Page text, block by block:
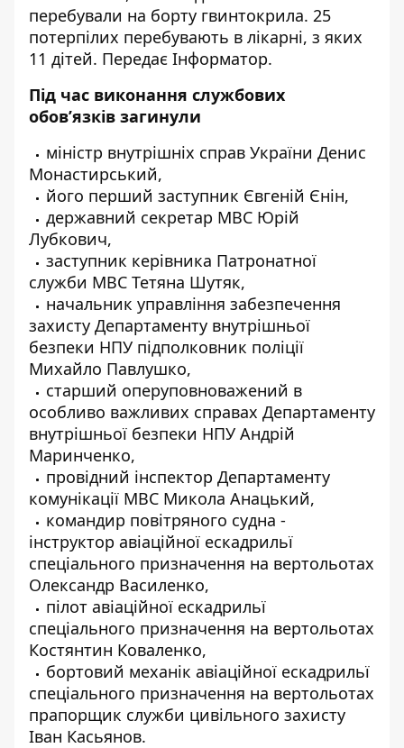
перебували на борту гвинтокрила. 25
потерпілих перебувають в лікарні, з яких
11 дітей. Передає Інформатор.
Під час виконання службових
обов’язків загинули
міністр внутрішніх справ України Денис
Монастирський,
його перший заступник Євгеній Єнін,
державний секретар МВС Юрій
Лубкович,
заступник керівника Патронатної
служби МВС Тетяна Шутяк,
начальник управління забезпечення
захисту Департаменту внутрішньої
безпеки НПУ підполковник поліції
Михайло Павлушко,
старший оперуповноважений в
особливо важливих справах Департаменту
внутрішньої безпеки НПУ Андрій
Маринченко,
провідний інспектор Департаменту
комунікації МВС Микола Анацький,
командир повітряного судна -
інструктор авіаційної ескадрильї
спеціального призначення на вертольотах
Олександр Василенко,
пілот авіаційної ескадрильї
спеціального призначення на вертольотах
Костянтин Коваленко,
бортовий механік авіаційної ескадрильї
спеціального призначення на вертольотах
прапорщик служби цивільного захисту
Іван Касьянов.